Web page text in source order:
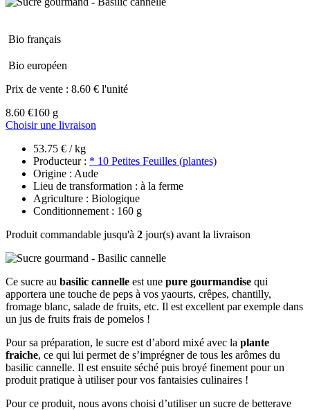
Bio français
Bio européen
Prix de vente : 8.60 € l'unité
8.60 €160 g
Choisir une livraison
53.75 € / kg
Producteur : * 10 Petites Feuilles (plantes)
Origine : Aude
Lieu de transformation : à la ferme
Agriculture : Biologique
Conditionnement : 160 g
Produit commandable jusqu'à 2 jour(s) avant la livraison
Ce sucre au basilic cannelle est une pure gourmandise qui
apportera une touche de peps à vos yaourts, crêpes, chantilly,
fromage blanc, salade de fruits, etc. Il est excellent par exemple dans
un jus de fruits frais de pomelos !
Pour sa préparation, le sucre est d’abord mixé avec la plante
fraiche, ce qui lui permet de s’imprégner de tous les arômes du
basilic cannelle. Il est ensuite séché puis broyé finement pour un
produit pratique à utiliser pour vos fantaisies culinaires !
Pour ce produit, nous avons choisi d’utiliser un sucre de betterave